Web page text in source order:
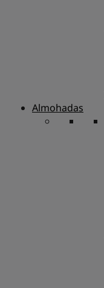
Almohadas